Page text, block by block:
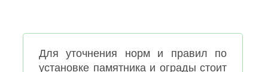
Для уточнения норм и правил по
установке памятника и ограды стоит